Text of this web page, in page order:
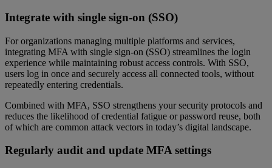
Integrate with single sign-on (SSO)
For organizations managing multiple platforms and services,
integrating MFA with single sign-on (SSO) streamlines the login
experience while maintaining robust access controls. With SSO,
users log in once and securely access all connected tools, without
repeatedly entering credentials.
Combined with MFA, SSO strengthens your security protocols and
reduces the likelihood of credential fatigue or password reuse, both
of which are common attack vectors in today’s digital landscape.
Regularly audit and update MFA settings